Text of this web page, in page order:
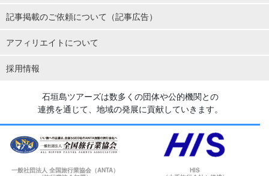
記事掲載のご依頼について（記事広告）
アフィリエイトについて
採用情報
石垣島ツアーズは数多くの団体や公的機関との
連携を通じて、地域の発展に貢献していきます。
一般社団法人 全国旅行業協会（ANTA）
HIS